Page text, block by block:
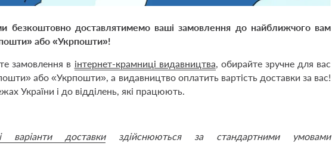
безкоштовно доставлятимемо ваші замовлення до найближчого вам
або «Укрпошти»!
замовлення в інтернет-крамниці видавництва , обирайте зручне для вас
або «Укрпошти», а видавництво оплатить вартість доставки за вас!
України і до відділень, які працюють.
доставкиздійснюються за стандартними умовами